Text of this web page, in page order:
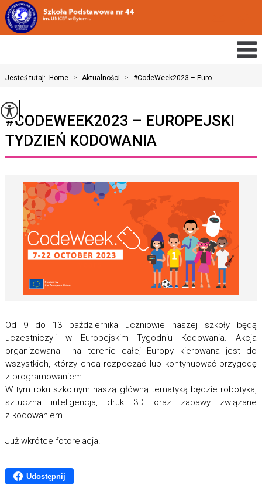
Jesteś tutaj: Home > Aktualności > #CodeWeek2023 – Euro ...
#CODEWEEK2023 – EUROPEJSKI
TYDZIEŃ KODOWANIA
Od 9 do 13 października uczniowie naszej szkoły będą
uczestniczyli w Europejskim Tygodniu Kodowania. Akcja
organizowana na terenie całej Europy kierowana jest do
wszystkich, którzy chcą rozpocząć lub kontynuować przygodę
z programowaniem.
W tym roku szkolnym naszą główną tematyką będzie robotyka,
sztuczna inteligencja, druk 3D oraz zabawy związane
z kodowaniem.
Już wkrótce fotorelacja.
Udostępnij